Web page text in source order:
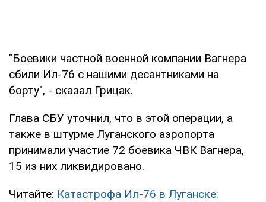
"Боевики частной военной компании Вагнера
сбили Ил-76 с нашими десантниками на
борту", - сказал Грицак.
Глава СБУ уточнил, что в этой операции, а
также в штурме Луганского аэропорта
принимали участие 72 боевика ЧВК Вагнера,
15 из них ликвидировано.
Читайте: Катастрофа Ил-76 в Луганске: